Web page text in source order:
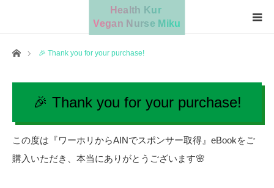
Home🎉 Thank you for your purchase!
🎉 Thank you for your purchase!
この度は『ワーホリからAINでスポンサー取得』eBookをご
購入いただき、本当にありがとうございます🌸